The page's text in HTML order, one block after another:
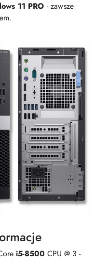
11 PRO - zawsze
i5-8500 CPU @ 3 -